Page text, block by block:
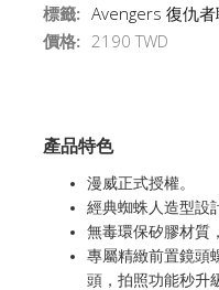
標籤: Avengers 復仇
價格: 2190 TWD
產品特色
漫威正式授權。
經典蜘蛛人造型設
無毒環保矽膠材質
專屬精緻前置鏡頭
頭，拍照功能秒升